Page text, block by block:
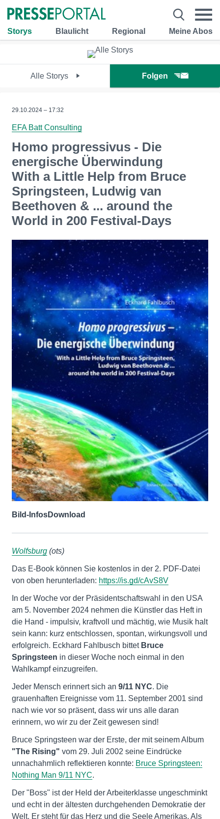
Storys Blaulicht Regional Meine Abos
Alle Storys Folgen
29.10.2024 – 17:32
EFA Batt Consulting
Homo progressivus - Die
energische Überwindung
With a Little Help from Bruce
Springsteen, Ludwig van
Beethoven & ... around the
World in 200 Festival-Days
Bild-InfosDownload
Wolfsburg (ots)
Das E-Book können Sie kostenlos in der 2. PDF-Datei
von oben herunterladen: https://is.gd/cAvS8V
In der Woche vor der Präsidentschaftswahl in den USA
am 5. November 2024 nehmen die Künstler das Heft in
die Hand - impulsiv, kraftvoll und mächtig, wie Musik halt
sein kann: kurz entschlossen, spontan, wirkungsvoll und
erfolgreich. Eckhard Fahlbusch bittet Bruce
Springsteen in dieser Woche noch einmal in den
Wahlkampf einzugreifen.
Jeder Mensch erinnert sich an 9/11 NYC. Die
grauenhaften Ereignisse vom 11. September 2001 sind
nach wie vor so präsent, dass wir uns alle daran
erinnern, wo wir zu der Zeit gewesen sind!
Bruce Springsteen war der Erste, der mit seinem Album
"The Rising" vom 29. Juli 2002 seine Eindrücke
unnachahmlich reflektieren konnte: Bruce Springsteen:
Nothing Man 9/11 NYC.
Der "Boss" ist der Held der Arbeiterklasse ungeschminkt
und echt in der ältesten durchgehenden Demokratie der
Welt. Er steht für das Herz und die Seele Amerikas. Als